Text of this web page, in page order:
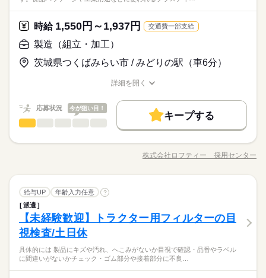
GW・夏季休暇・年末年始（会社カレンダーに準ずる）
の場合あり） 配属先により勤務時間変動有 □日勤専属（8：00～
交替制）
休日・休暇 土曜 日曜
□2交替…土日、4勤2休のシフト制のどちらか
い！ご応募お待ちしております♪
お仕事の特徴
働く人の待遇向上
未経験OK
新卒・第二
募集条件
交通費
主婦・主夫 外国人/留学生
履歴書不要
16時前退社
土日祝休
働き方・環境
ブランクOK
社会保険制度 日払い
続きを読む
【給与備考】 ■日払いOK（規定内） 月収例：235,987円 （時給
1450円×7.75h×21日稼働） ※実働7時間45分超えより割増 ※通
期間・時間 長期
ーーーーーーーーーーーーーーーーー
7：00～15：45（実働7時間45分） 休憩60分
休日・休暇 土曜 日曜 祝日
土・日（会社カレンダー）
※休出の可能性あり
詳しい募集要項をすべて見る
応募する
業界 その他
【日払いOK】履歴書不要なので手間もなくすぐに働き始められ
ます！WEB面接にも対応♪まずはお気軽にお問い合わせくださ
い！ご応募お待ちしております♪
働く人の待遇向上 給与UP 基本特徴
未経験OK 新卒・第二 40代活躍 募集条件
外国人/留学生
履歴書不要
WEB登録
WEB選考完結
就業時間・曜日 16時前退社
働き方・環境
ブランクOK 社会保険制度 日払い
週払い
禁煙・分煙
バイク自転車
部品の仕分けや準備、 作業エリアの整理整頓などを行いま
す。 作業は決められた手順に沿って進めるため、 難しい作業は
ありません◎ 未経験の方でも、 先輩スタッフが丁寧に教えてく
れるので安心です！ コツコツ・モクモク作業が好きな方や、 体
を動かす仕事がしたい方にピッタリ★
応募資格
資格：不問
時給 1,450円～1,812円
【給与備考】 ■日払いOK（規定内） 月収例：235,987円 （時給
1450円×7.75h×21日稼働） ※実働7時間45分超えより割増 ※通
勤距離によって時給の変動有 kkw_bcov2106
続きを読む
ーーーーーーーーーーーーーーーーー
【勤務時間詳細】
8：00～16：45
7：00～15：45（実働7時間45分） 休憩60分
休日・休暇 土曜 日曜 祝日
応募する
時給 1,550円～1,937円 交通費一部支給
製造（組立・加工）
茨城県つくばみらい市 / みどりの駅（車6分）
男女の割合 男性
みんなで
職場の様子 しずか
業界
【日払いOK】履歴書不要なので手間もなくすぐに働き始められ
ます！WEB面接にも対応♪まずはお気軽にお問い合わせくださ
い！ご応募お待ちしております♪
製造（組立・加工）
のお仕事です。 食品パッケージや工業用途などに使われる プラ
スティックフィルムに、 コーティング加工を施す工程を担当し
Kなので、 未経験の方でもすぐに慣れていただけます◎ ▼具体
的な作業内容 ［1］フィルムロールのセット 機械に大きなフ
ィルムロールをセットします。 力仕事ではなく、機械のサポ
ート付きで安心。
応募資格
機械オペレーターに興味があれば、経験ゼロでも大丈夫。 もの
験：不問 資格：不問 学歴：不問
詳細を開く
応募状況 今が狙い目！
キープする
職種/応募資格 給与/時間/休日
男女の割合 男性
仕事の仕方 ひとりで みんなで
職場の様子 しずか にぎやか
業界 その他
職種 製造（組立・加工）
つくばみらい市にあるフィルム製造工場での 機械オペレーター
のお仕事です。 食品パッケージや工業用途などに使われる プラ
スティックフィルムに、 コーティング加工を施す工程を担当し
ていただきます。 作業はとてもシンプルで、 基本的には「セッ
ト → 設定 → チェック → 交換」の流れ。 指示通りに進めればO
Kなので、 未経験の方でもすぐに慣れていただけます◎ ▼具体
的な作業内容 ［1］フィルムロールのセット 機械に大きなフ
続きを読む
株式会社ロフティー 採用センター
給与UP 年齢入力任意 ?
派遣
【未経験歓迎】トラクター用フィルターの目
視検査/土日休
具体的には 製品にキズや汚れ、へこみがないか目視で確認・品番やラベル
に間違いがないかチェック・ゴム部分や接着部分に不良…